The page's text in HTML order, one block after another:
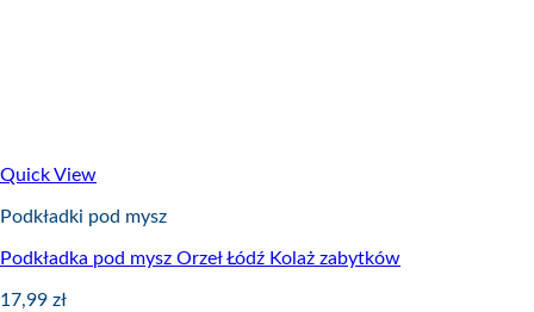
Quick View
Podkładki pod mysz
Podkładka pod mysz Orzeł Łódź Kolaż zabytków
17,99 zł